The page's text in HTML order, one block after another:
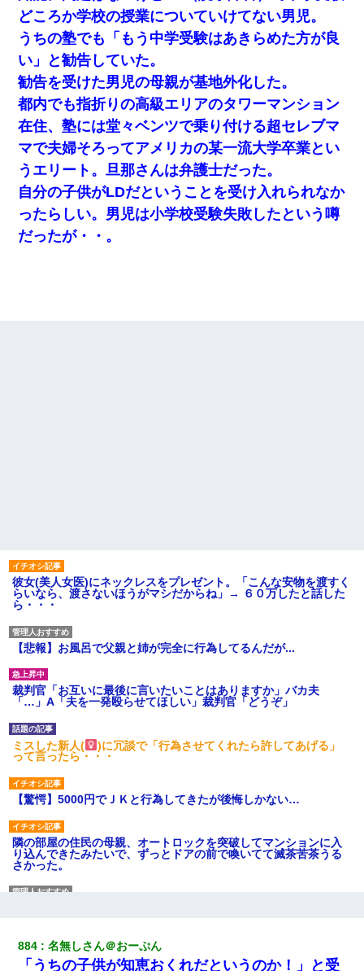
どころか学校の授業についていけてない男児。
うちの塾でも「もう中学受験はあきらめた方が良
い」と勧告していた。
勧告を受けた男児の母親が基地外化した。
都内でも指折りの高級エリアのタワーマンション
在住、塾には堂々ベンツで乗り付ける超セレブマ
マで夫婦そろってアメリカの某一流大学卒業とい
うエリート。旦那さんは弁護士だった。
自分の子供がLDだということを受け入れられなか
ったらしい。男児は小学校受験失敗したという噂
だったが・・。
彼女(美人女医)にネックレスをプレゼント。「こんな安物を渡すく
らいなら、渡さないほうがマシだからね」→ ６０万したと話した
ら・・・
【悲報】お風呂で父親と姉が完全に行為してるんだが...
裁判官「お互いに最後に言いたいことはありますか」バカ夫
「…」A「夫を一発殴らせてほしい」裁判官「どうぞ」
ミスした新人(
)に冗談で「行為させてくれたら許してあげる」
って言ったら・・・
【驚愕】5000円でＪＫと行為してきたが後悔しかない…
隣の部屋の住民の母親、オートロックを突破してマンションに入
り込んできたみたいで、ずっとドアの前で喚いてて滅茶苦茶うる
さかった。
884 名無しさん＠おーぷん
「うちの子供が知恵おくれだというのか！」と受